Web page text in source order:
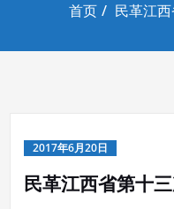
首页 民革江
2017年6月20日
民革江西省第十